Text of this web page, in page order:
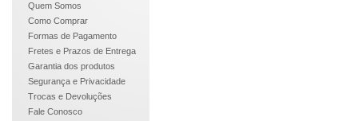
Quem Somos
Como Comprar
Formas de Pagamento
Fretes e Prazos de Entrega
Garantia dos produtos
Segurança e Privacidade
Trocas e Devoluções
Fale Conosco